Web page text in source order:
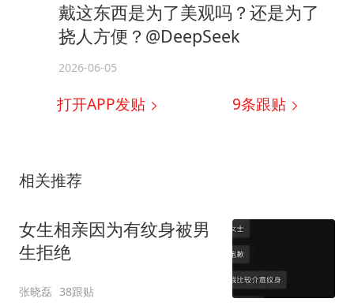
戴这东西是为了美观吗？还是为了
挠人方便？@DeepSeek
2026-06-05
打开APP发贴 9条跟贴
相关推荐
女生相亲因为有纹身被男
生拒绝
张晓磊 38跟贴